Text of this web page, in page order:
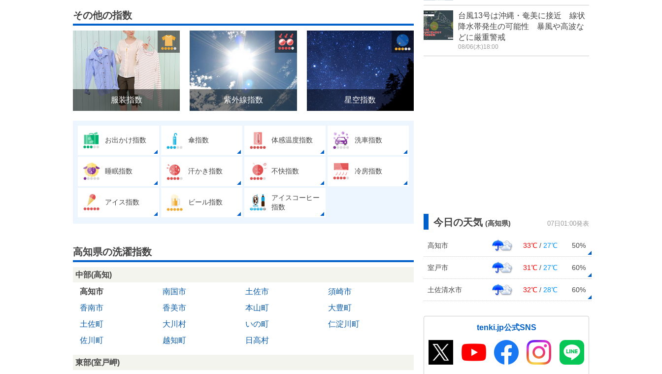
その他の指数
服装指数 紫外線指数 星空指数
お出かけ指数 傘指数 体感温度指数 洗車指数
睡眠指数 汗かき指数 不快指数 冷房指数
アイス指数 ビール指数
アイスコーヒー
指数
高知県の洗濯指数
中部(高知)
高知市
南国市 土佐市
須崎市
香南市
香美市 本山町
大豊町
土佐町
大川村 いの町
仁淀川町
佐川町
越知町 日高村
東部(室戸岬)
台風13号は沖縄・奄美に接近 線状
降水帯発生の可能性 暴風や高波な
どに厳重警戒
08/06(木)18:00
今日の天気 (高知県) 07日01:00発表
高知市 33℃ / 27℃ 50%
室戸市 31℃ / 27℃ 60%
土佐清水市 32℃ / 28℃ 60%
tenki.jp公式SNS